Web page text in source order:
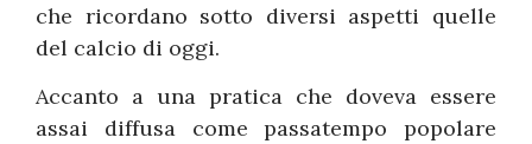
che ricordano sotto diversi aspetti quelle
del calcio di oggi.
Accanto a una pratica che doveva essere
assai diffusa come passatempo popolare